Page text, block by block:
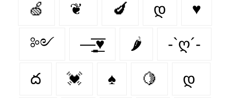
🍏 ❦ 🍆 დ ♥︎
༻ —̳͟͞͞♥ 🌶 -`ღ´-
ద 💓 ♠️ 🍋‍ დ